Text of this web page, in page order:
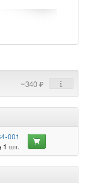
~340 ₽
001
1 шт.